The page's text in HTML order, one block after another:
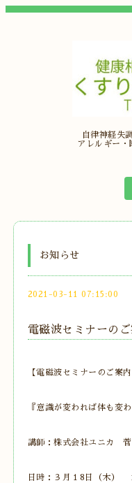
自律神経失
アレルギー
お知らせ
2021-03-11 07:15:00
電磁波セミナーの
【電磁波セミナーのご案内
『意識が変われば体も
講師：株式会社ユニカ 菅
日時：３月１8日（木）